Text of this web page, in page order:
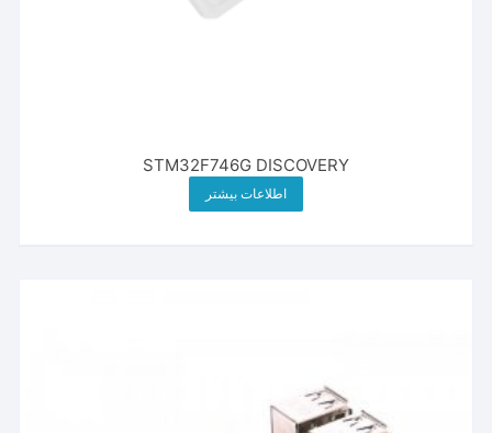
STM32F746G DISCOVERY
اطلاعات بیشتر